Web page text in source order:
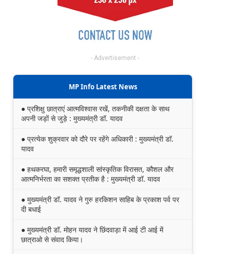
- Advertisement -
MP Info Latest News
● प्रशिक्षु छात्राएं आत्मविश्वास रखें, तकनीकी दक्षता के साथ
अपनी जड़ों से जुड़े : मुख्यमंत्री डॉ. यादव
● प्रत्येक शुक्रवार को दौरे पर रहेंगे अधिकारी : मुख्यमंत्री डॉ.
यादव
● हथकरघा, हमारी समृद्धशाली सांस्कृतिक विरासत, कौशल और
आत्मनिर्भरता का सशक्त प्रतीक है : मुख्यमंत्री डॉ. यादव
● मुख्यमंत्री डॉ. यादव ने गुरु हरकिशन साहिब के प्रकाश पर्व पर
दी बधाई
● मुख्यमंत्री डॉ. मोहन यादव ने छिंदवाड़ा में आई टी आई में
छात्राओ से संवाद किया।